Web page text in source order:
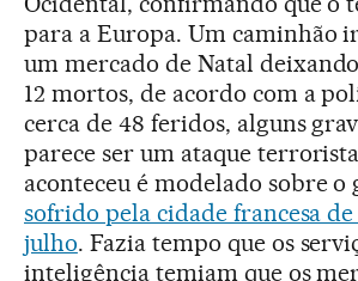
para a Europa. Um caminhão
um mercado de Natal
12 mortos, de acordo com a
cerca de 48 feridos, alguns
parece ser um ataque
aconteceu é modelado sobre
sofrido pela cidade francesa
julho. Fazia tempo que os
inteligência temiam que os